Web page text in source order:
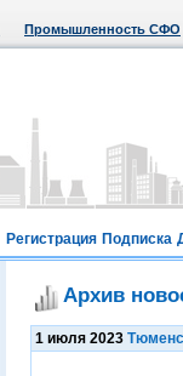
Промышленность СФО
Регистрация Подписка
Архив
1 июля 2023